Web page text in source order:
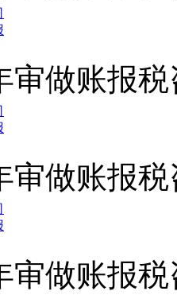
审做账报税
审做账报税
审做账报